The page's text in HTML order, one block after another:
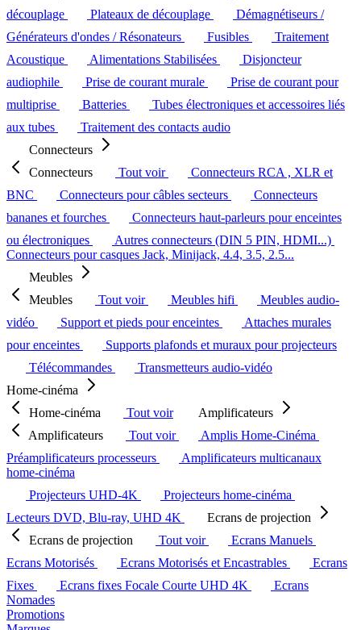
découplage
Plateaux de découplage
Démagnétiseurs /
Générateurs d'ondes / Résonateurs
Fusibles
Traitement
Acoustique
Alimentations Stabilisées
Disjoncteur
audiophile
Prise de courant murale
Prise de courant pour
multiprise
Batteries
Tubes électroniques et accessoires liés
aux tubes
Traitement des contacts audio
Connecteurs
Connecteurs
Tout voir
Connecteurs RCA , XLR et
BNC
Connecteurs pour câbles secteurs
Connecteurs
bananes et fourches
Connecteurs haut-parleurs pour enceintes
ou électroniques
Autres connecteurs (DIN 5 PIN, HDMI...)
Connecteurs pour casques Jack, Minijack, 4.4, 3.5, 2.5...
Meubles
Meubles
Tout voir Meubles hifi
Meubles audio-
vidéo
Support et pieds pour enceintes
Attaches murales
pour enceintes
Supports plafonds et muraux pour projecteurs
Télécommandes
Transmetteurs audio-vidéo
Home-cinéma
Home-cinéma
Tout voir
Amplificateurs
Amplificateurs
Tout voir
Amplis Home-Cinéma
Préamplificateurs processeurs
Amplificateurs multicanaux
home-cinéma
Projecteurs UHD-4K
Projecteurs home-cinéma
Lecteurs DVD, Blu-ray, UHD 4K
Ecrans de projection
Ecrans de projection
Tout voir
Ecrans Manuels
Ecrans Motorisés
Ecrans Motorisés et Encastrables
Ecrans
Fixes
Ecrans fixes Focale Courte UHD 4K
Ecrans
Nomades
Promotions